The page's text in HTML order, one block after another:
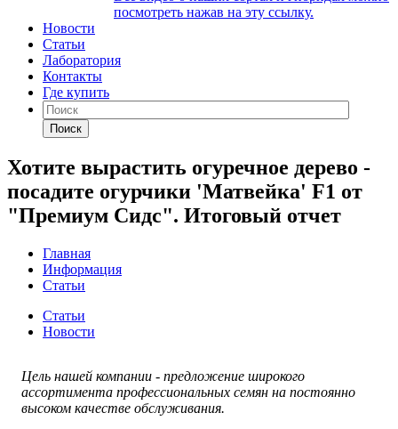
посмотреть нажав на эту ссылку.
Новости
Статьи
Лаборатория
Контакты
Где купить
Поиск
Хотите вырастить огуречное дерево -
посадите огурчики 'Матвейка' F1 от
"Премиум Сидс". Итоговый отчет
Главная
Информация
Статьи
Статьи
Новости
Цель нашей компании - предложение широкого
ассортимента профессиональных семян на постоянно
высоком качестве обслуживания.